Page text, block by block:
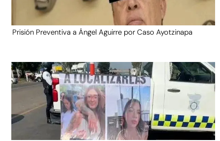
Prisión Preventiva a Ángel Aguirre por Caso Ayotzinapa